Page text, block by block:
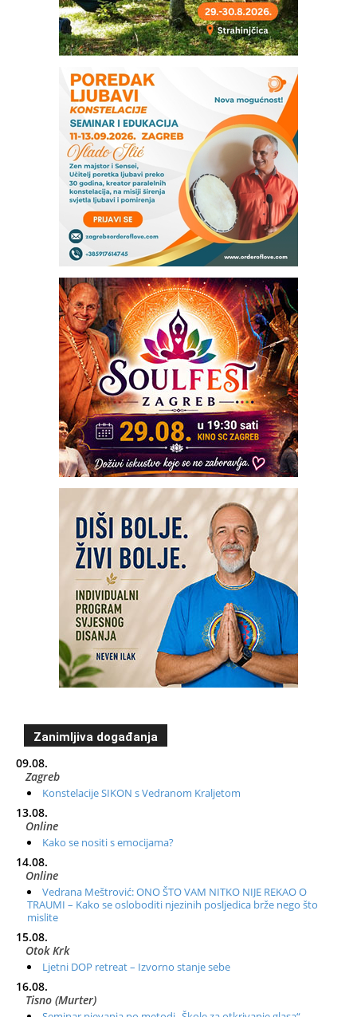
Zanimljiva događanja
09.08.
Zagreb
Konstelacije SIKON s Vedranom Kraljetom
13.08.
Online
Kako se nositi s emocijama?
14.08.
Online
Vedrana Meštrović: ONO ŠTO VAM NITKO NIJE REKAO O
TRAUMI – Kako se osloboditi njezinih posljedica brže nego što
mislite
15.08.
Otok Krk
Ljetni DOP retreat – Izvorno stanje sebe
16.08.
Tisno (Murter)